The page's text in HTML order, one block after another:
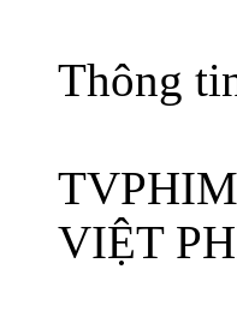
Thông
VIỆT